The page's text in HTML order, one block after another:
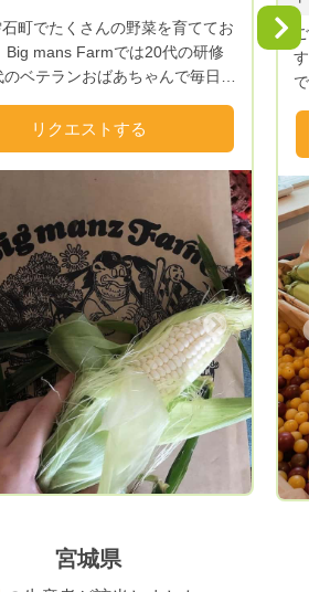
町でたくさんの野菜を育ててお
Big mans Farmでは20代の研修
ベテランおばあちゃんで毎日大
、キヌサヤ、ブロッコリー、ナ
ン、トウモロコシ、白いトウモ
トマト、長芋、人参、ごぼう、さ
など、他にも季節に合ったたく
野菜を育てております！お米も
ち、銀河のしずくなどがありま
できるよいにしたいと思っていま
お気軽にご相談ください！
リクエストする
Next Previous
Next
宮城県